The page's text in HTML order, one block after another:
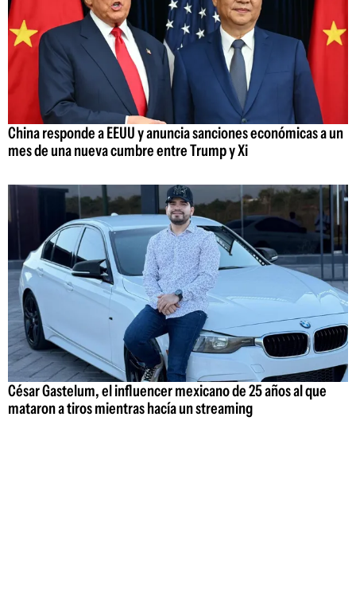
China responde a EEUU y anuncia sanciones económicas a un
mes de una nueva cumbre entre Trump y Xi
César Gastelum, el influencer mexicano de 25 años al que
mataron a tiros mientras hacía un streaming